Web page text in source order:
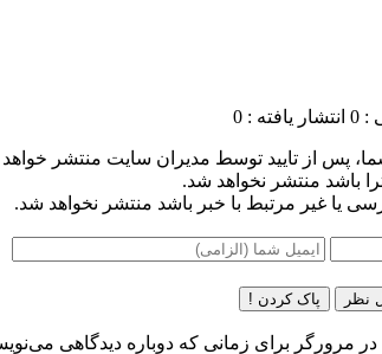
0 انتشار یافته : 0
پس از تایید توسط مدیران سایت منتشر
باشد منتشر نخواهد شد.
یا غیر مرتبط با خبر باشد منتشر نخواهد شد.
نظر پاک کردن !
مرورگر برای زمانی که دوباره دیدگاهی